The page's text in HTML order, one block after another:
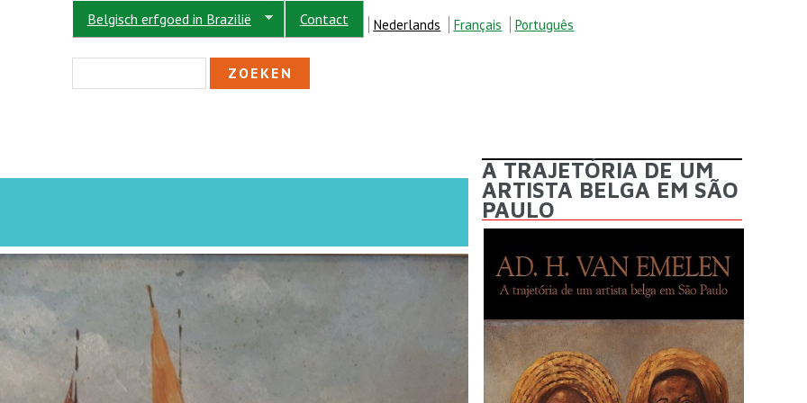
Belgisch erfgoed in Brazilië Contact Nederlands Français Português
ZOEKVELD
A TRAJETÓRIA DE UM
ARTISTA BELGA EM SÃO
PAULO